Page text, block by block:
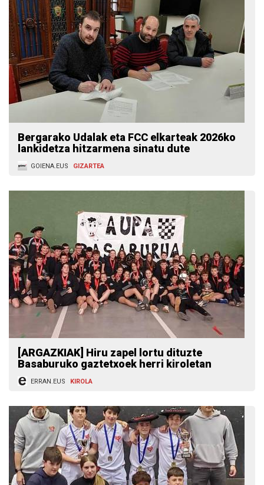
Bergarako Udalak eta FCC elkarteak 2026ko
lankidetza hitzarmena sinatu dute
GOIENA.EUS GIZARTEA
[ARGAZKIAK] Hiru zapel lortu dituzte
Basaburuko gaztetxoek herri kiroletan
ERRAN.EUS KIROLA